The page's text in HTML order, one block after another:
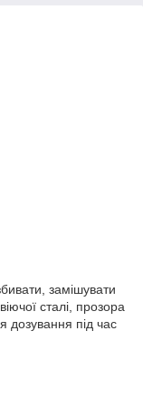
замішувати
сталі, прозора
дозування під час